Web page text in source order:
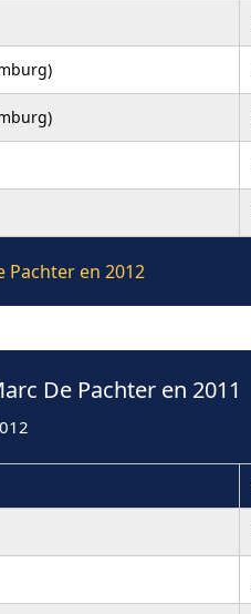
en 2012
De Pachter en 2011